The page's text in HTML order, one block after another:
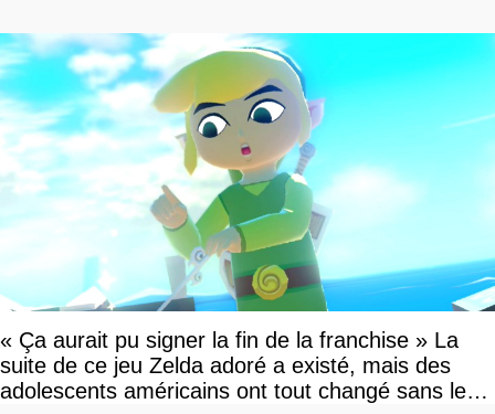
« Ça aurait pu signer la fin de la franchise » La
suite de ce jeu Zelda adoré a existé, mais des
adolescents américains ont tout changé sans le